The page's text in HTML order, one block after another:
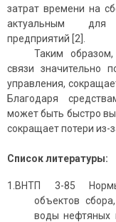
затрат времени на
актуальным для
предприятий [2].
Таким образом,
связи значительно
управления,
Благодаря
может быть быстро
сокращает потери из-
Список литературы:
1.ВНТП 3-85 Нормы
объектов
воды нефтяных